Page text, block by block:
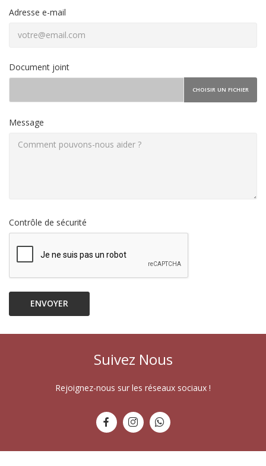
Adresse e-mail
Document joint
CHOISIR UN FICHIER
Message
Contrôle de sécurité
Suivez Nous
Rejoignez-nous sur les réseaux sociaux !